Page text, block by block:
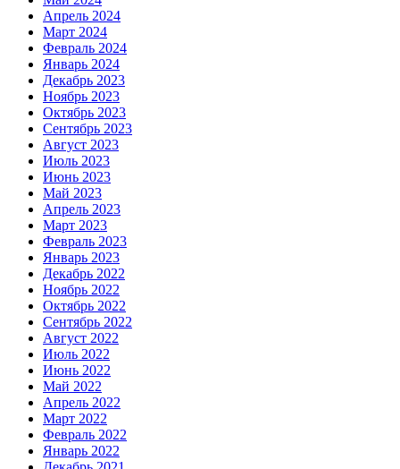
Апрель 2024
Март 2024
Февраль 2024
Январь 2024
Декабрь 2023
Ноябрь 2023
Октябрь 2023
Сентябрь 2023
Август 2023
Июль 2023
Июнь 2023
Май 2023
Апрель 2023
Март 2023
Февраль 2023
Январь 2023
Декабрь 2022
Ноябрь 2022
Октябрь 2022
Сентябрь 2022
Август 2022
Июль 2022
Июнь 2022
Май 2022
Апрель 2022
Март 2022
Февраль 2022
Январь 2022